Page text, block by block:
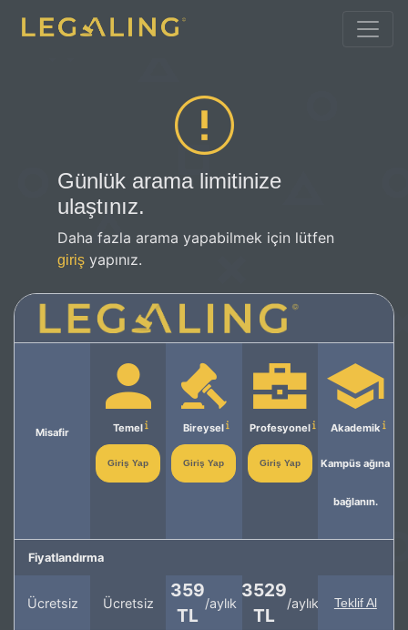
Günlük arama limitinize
ulaştınız.
Daha fazla arama yapabilmek için lütfen
giriş yapınız.
Misafir Temel
Giriş Yap
Bireysel
Giriş Yap
Profesyonel
Giriş Yap
Akademik
Kampüs ağına
bağlanın.
Fiyatlandırma
Ücretsiz Ücretsiz
359
TL
/aylık
3529
TL
/aylık Teklif Al